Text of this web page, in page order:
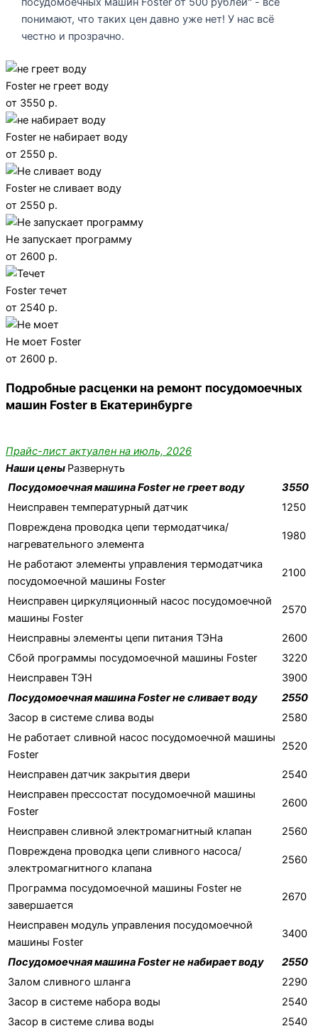
понимают, что таких цен давно уже нет! У нас всё
честно и прозрачно.
Foster не греет воду
от 3550 р.
Foster не набирает воду
от 2550 р.
Foster не сливает воду
от 2550 р.
Не запускает программу
от 2600 р.
Foster течет
от 2540 р.
Не моет Foster
от 2600 р.
Подробные расценки на ремонт посудомоечных
машин Foster в Екатеринбурге
Прайс-лист актуален на июль, 2026
Наши цены Развернуть
Посудомоечная машина Foster не греет воду
3550
Неисправен температурный датчик
1250
Повреждена проводка цепи термодатчика/
нагревательного элемента
1980
Не работают элементы управления термодатчика
посудомоечной машины Foster
2100
Неисправен циркуляционный насос посудомоечной
машины Foster
2570
Неисправны элементы цепи питания ТЭНа
2600
Сбой программы посудомоечной машины Foster
3220
Неисправен ТЭН
3900
Посудомоечная машина Foster не сливает воду
2550
Засор в системе слива воды
2580
Не работает сливной насос посудомоечной машины
Foster
2520
Неисправен датчик закрытия двери
2540
Неисправен прессостат посудомоечной машины
Foster
2600
Неисправен сливной электромагнитный клапан
2560
Повреждена проводка цепи сливного насоса/
электромагнитного клапана
2560
Программа посудомоечной машины Foster не
завершается
2670
Неисправен модуль управления посудомоечной
машины Foster
3400
Посудомоечная машина Foster не набирает воду
2550
Залом сливного шланга
2290
Засор в системе набора воды
2540
Засор в системе слива воды
2540